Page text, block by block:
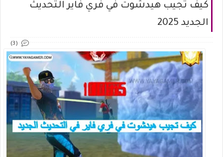
كيف تجيب هيدشوت في فري فاير التحديث
الجديد 2025
(3)